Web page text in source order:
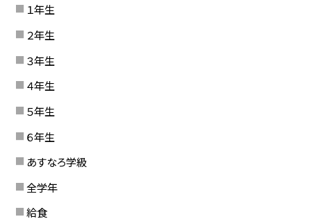
１年生
２年生
３年生
４年生
５年生
６年生
あすなろ学級
全学年
給食